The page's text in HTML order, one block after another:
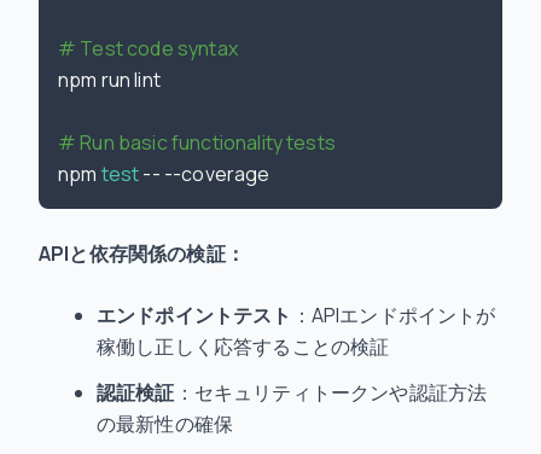
# Test code syntax
npm run lint
# Run basic functionality tests
npm test
APIと依存関係の検証：
エンドポイントテスト ：APIエンドポイントが
稼働し正しく応答することの検証
認証検証 ：セキュリティトークンや認証方法
の最新性の確保